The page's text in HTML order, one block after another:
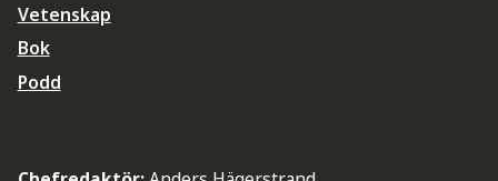
Vetenskap
Bok
Podd